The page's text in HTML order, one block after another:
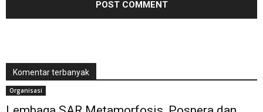
Komentar terbanyak
Organisasi